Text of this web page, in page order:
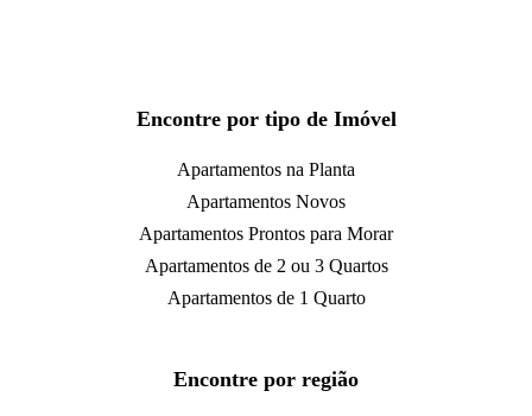
Encontre por tipo de Imóvel
Apartamentos na Planta
Apartamentos Novos
Apartamentos Prontos para Morar
Apartamentos de 2 ou 3 Quartos
Apartamentos de 1 Quarto
Encontre por região